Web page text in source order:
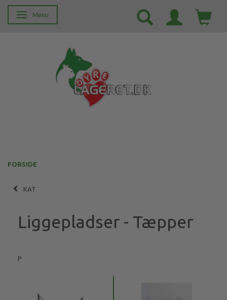
Skifte navigation
Menu
FORSIDE
KAT
Liggepladser - Tæpper
P